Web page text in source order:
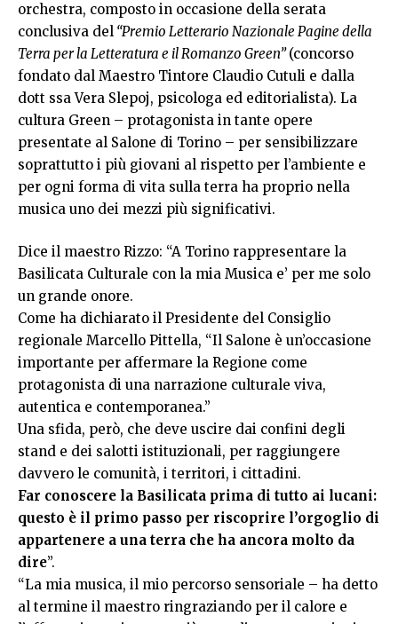
orchestra, composto in occasione della serata
conclusiva del “Premio Letterario Nazionale Pagine della
Terra per la Letteratura e il Romanzo Green”(concorso
fondato dal Maestro Tintore Claudio Cutuli e dalla
dott ssa Vera Slepoj, psicologa ed editorialista). La
cultura Green – protagonista in tante opere
presentate al Salone di Torino – per sensibilizzare
soprattutto i più giovani al rispetto per l’ambiente e
per ogni forma di vita sulla terra ha proprio nella
musica uno dei mezzi più significativi.
Dice il maestro Rizzo: “A Torino rappresentare la
Basilicata Culturale con la mia Musica e’ per me solo
un grande onore.
Come ha dichiarato il Presidente del Consiglio
regionale Marcello Pittella, “Il Salone è un’occasione
importante per affermare la Regione come
protagonista di una narrazione culturale viva,
autentica e contemporanea.”
Una sfida, però, che deve uscire dai confini degli
stand e dei salotti istituzionali, per raggiungere
davvero le comunità, i territori, i cittadini.
Far conoscere la Basilicata prima di tutto ai lucani:
questo è il primo passo per riscoprire l’orgoglio di
appartenere a una terra che ha ancora molto da
dire”.
“La mia musica, il mio percorso sensoriale – ha detto
al termine il maestro ringraziando per il calore e